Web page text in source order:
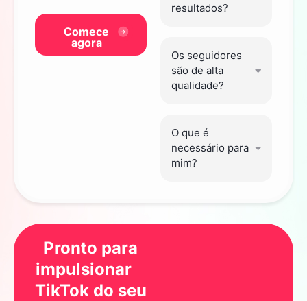
Comece
agora
resultados?
Os seguidores
são de alta
qualidade?
O que é
necessário para
mim?
Pronto para
impulsionar
TikTok do seu